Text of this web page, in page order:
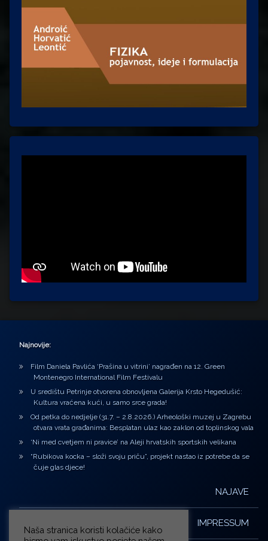
Najnovije:
Film Daniela Pavlića ‘Prašina u vitrini’ nagrađen na 12. Green
Montenegro International Film Festivalu
U središtu Petrinje otvorena obnovljena Galerija Krsto Hegedušić:
Kultura vraćena kući, u samo srce grada!
Od petka do nedjelje (31.7. – 2.8.2026.) Arheološki muzej u Zagrebu
otvara vrata građanima: Besplatan ulaz kao zaklon od toplinskog vala
‘Ni med cvetjem ni pravice’ na Aleji hrvatskih sportskih velikana
“Rubikova kocka – složi svoju priču”, projekt nastao iz potrebe da se
čuje glas djece!
NAJAVE
IMPRESSUM
Naša stranica koristi kolačiće kako